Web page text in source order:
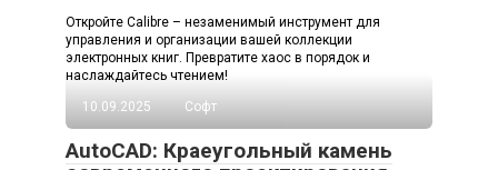
Откройте Calibre – незаменимый инструмент для
управления и организации вашей коллекции
электронных книг. Превратите хаос в порядок и
наслаждайтесь чтением!
10.09.2025
Софт
AutoCAD: Краеугольный камень